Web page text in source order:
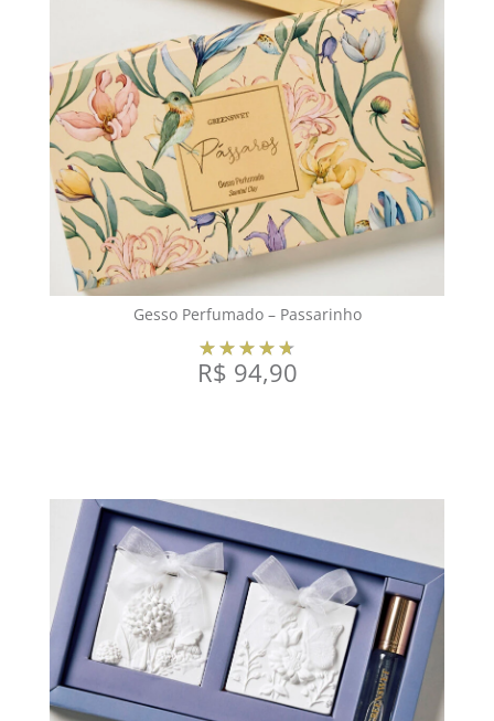
Gesso Perfumado – Passarinho
R$ 94,90